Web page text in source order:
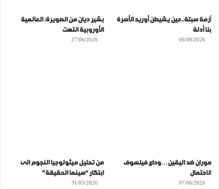
أزمة سبتة..حين يشيطن أوريد الأسرة
بلا أدلة
06/08/2026
بشير ديان من الصويرة: العالمية
الأوروبية انتهت
27/06/2026
موران ضد اليقين…وداع فيلسوف
الاحتمال
07/06/2026
من تحليل ميثولوجيا النجوم الى
ابتكار “سينما الحقيقة”
31/05/2026